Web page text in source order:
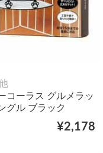
コーラス グルメラッ
グル ブラック
¥2,178